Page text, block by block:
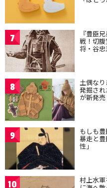
7 『豊臣
戦！切
将・谷
8 土偶な
発掘さ
が新発売
9 もしも
暴走と
性」
10 村上水